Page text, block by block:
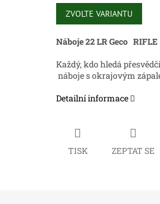
Měrná
cena:
ZVOLTE VARIANTU
Náboje 22 LR Geco RIFLE
Každý, kdo hledá
náboje s okrajovým
Detailní informace
TISK ZEPTAT SE